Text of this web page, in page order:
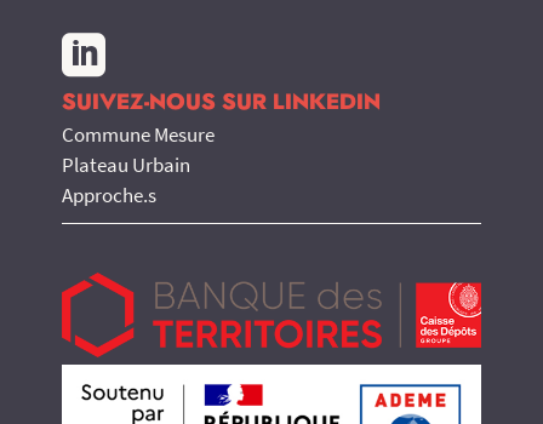

SUIVEZ-NOUS SUR LINKEDIN
Commune Mesure
Plateau Urbain
Approche.s